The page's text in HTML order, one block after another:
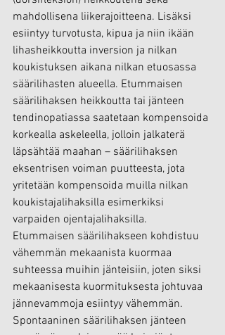
mahdollisena liikerajoitteena. Lisäksi
esiintyy turvotusta, kipua ja niin ikään
lihasheikkoutta inversion ja nilkan
koukistuksen aikana nilkan etuosassa
säärilihasten alueella. Etummaisen
säärilihaksen heikkoutta tai jänteen
tendinopatiassa saatetaan kompensoida
korkealla askeleella, jolloin jalkaterä
läpsähtää maahan – säärilihaksen
eksentrisen voiman puutteesta, jota
yritetään kompensoida muilla nilkan
koukistajalihaksilla esimerkiksi
varpaiden ojentajalihaksilla.
Etummaisen säärilihakseen kohdistuu
vähemmän mekaanista kuormaa
suhteessa muihin jänteisiin, joten siksi
mekaanisesta kuormituksesta johtuvaa
jännevammoja esiintyy vähemmän.
Spontaaninen säärilihaksen jänteen